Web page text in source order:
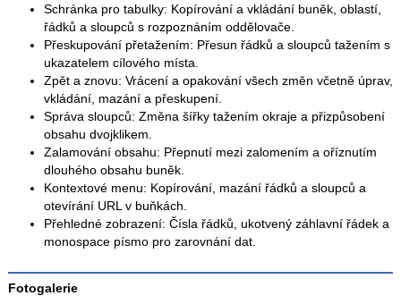
Schránka pro tabulky: Kopírování a vkládání buněk, oblastí,
řádků a sloupců s rozpoznáním oddělovače.
Přeskupování přetažením: Přesun řádků a sloupců tažením s
ukazatelem cílového místa.
Zpět a znovu: Vrácení a opakování všech změn včetně úprav,
vkládání, mazání a přeskupení.
Správa sloupců: Změna šířky tažením okraje a přizpůsobení
obsahu dvojklikem.
Zalamování obsahu: Přepnutí mezi zalomením a oříznutím
dlouhého obsahu buněk.
Kontextové menu: Kopírování, mazání řádků a sloupců a
otevírání URL v buňkách.
Přehledné zobrazení: Čísla řádků, ukotvený záhlavní řádek a
monospace písmo pro zarovnání dat.
Fotogalerie